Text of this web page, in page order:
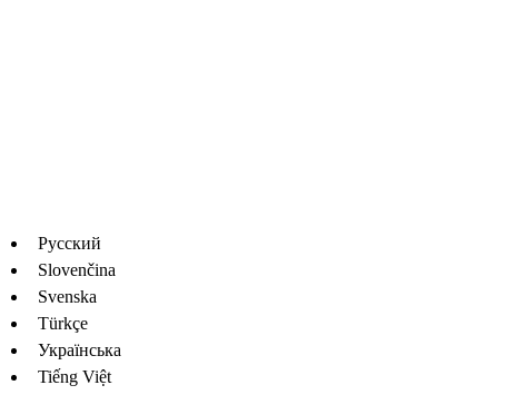
Русский
Slovenčina
Svenska
Türkçe
Украïнська
Tiếng Việt